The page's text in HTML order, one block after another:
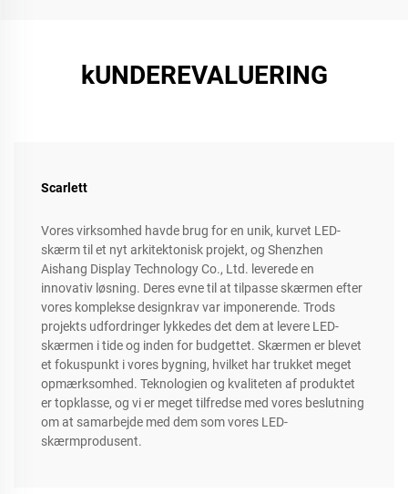
kUNDEREVALUERING
Scarlett
Vores virksomhed havde brug for en unik, kurvet LED-
skærm til et nyt arkitektonisk projekt, og Shenzhen
Aishang Display Technology Co., Ltd. leverede en
innovativ løsning. Deres evne til at tilpasse skærmen efter
vores komplekse designkrav var imponerende. Trods
projekts udfordringer lykkedes det dem at levere LED-
skærmen i tide og inden for budgettet. Skærmen er blevet
et fokuspunkt i vores bygning, hvilket har trukket meget
opmærksomhed. Teknologien og kvaliteten af produktet
er topklasse, og vi er meget tilfredse med vores beslutning
om at samarbejde med dem som vores LED-
skærmprodusent.